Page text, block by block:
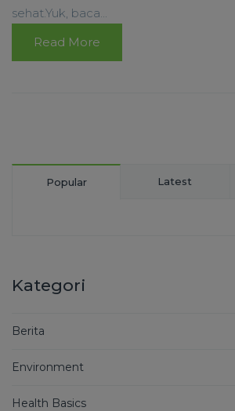
sehat.Yuk, baca...
Read More
Popular Latest
Kategori
Berita
Environment
Health Basics